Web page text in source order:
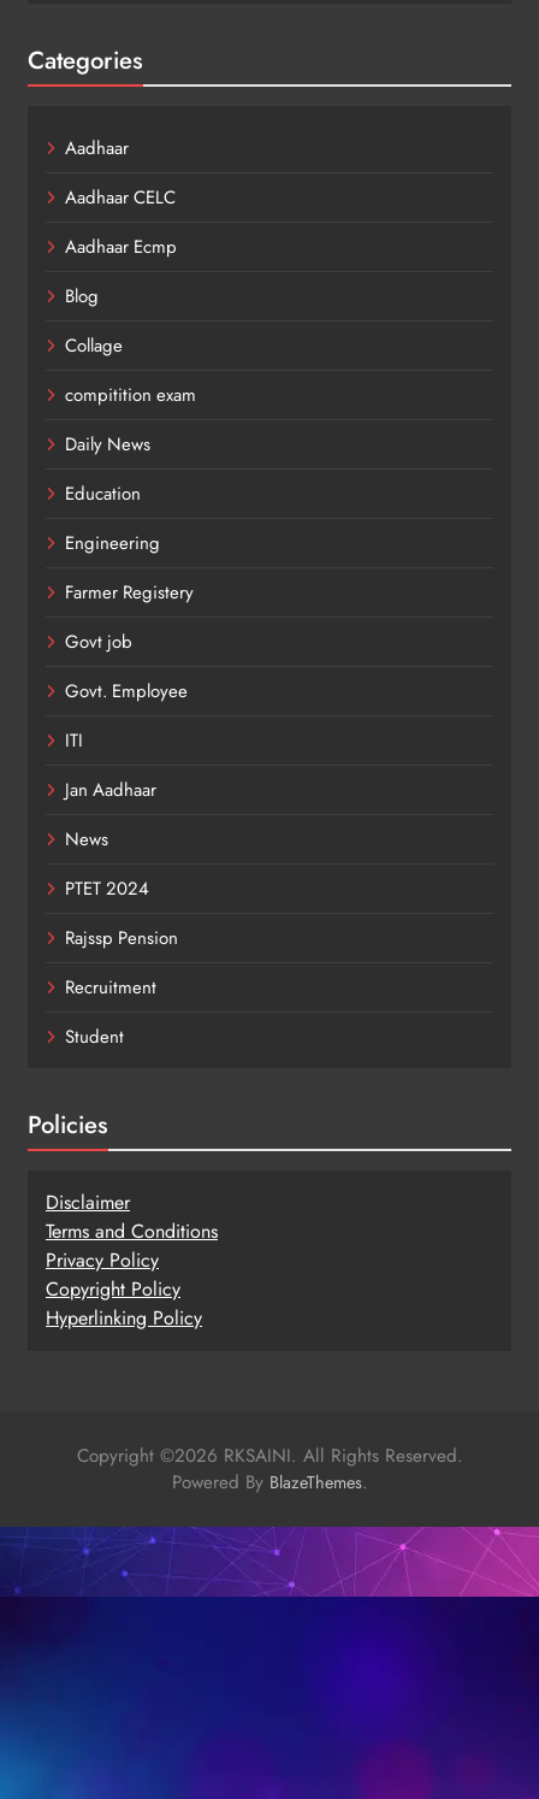
Categories
Aadhaar
Aadhaar CELC
Aadhaar Ecmp
Blog
Collage
compitition exam
Daily News
Education
Engineering
Farmer Registery
Govt job
Govt. Employee
ITI
Jan Aadhaar
News
PTET 2024
Rajssp Pension
Recruitment
Student
Policies
Disclaimer
Terms and Conditions
Privacy Policy
Copyright Policy
Hyperlinking Policy
Copyright ©2026 RKSAINI. All Rights Reserved.
Powered By BlazeThemes.